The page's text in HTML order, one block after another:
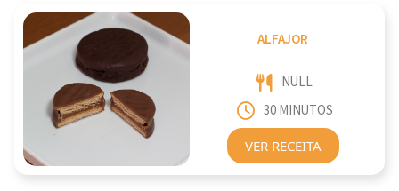
ALFAJOR
NULL
30 MINUTOS
VER RECEITA